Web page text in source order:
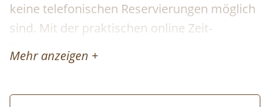
keine telefonischen Reservierungen möglich
sind. Mit der praktischen online Zeit-
Reservierung der Nationalparkwelten
profitieren Sie von einem garantierten
Mehr anzeigen +